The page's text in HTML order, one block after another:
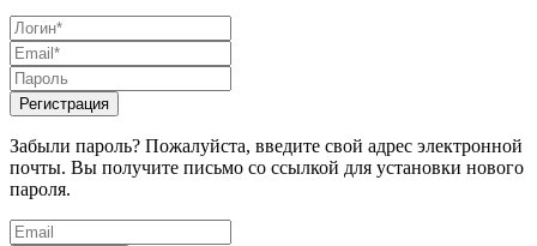
Регистрация
Забыли пароль? Пожалуйста, введите свой адрес электронной
почты. Вы получите письмо со ссылкой для установки нового
пароля.